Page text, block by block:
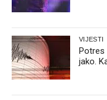
VIJESTI
Potres
jako.